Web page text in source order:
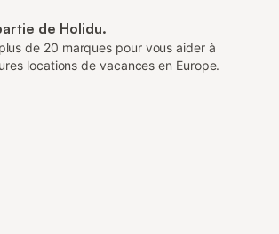
de Holidu.
de 20 marques pour vous aider à
locations de vacances en Europe.